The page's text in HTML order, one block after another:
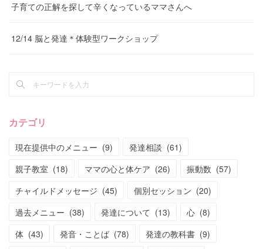
子育ての正解を探して辛くなっているママさんへ
12/14 脳と発達＊体験型ワークショップ
カテゴリ
現在提供中のメニュー (9) 発達相談 (61)
親子教室 (18) ママの心と体ケア (26) 振動数 (57)
チャイルドメッセージ (45) 個別セッション (20)
過去メニュー (38) 発達について (13) 心 (8)
体 (43) 発音・ことば (78) 発達の教科書 (9)